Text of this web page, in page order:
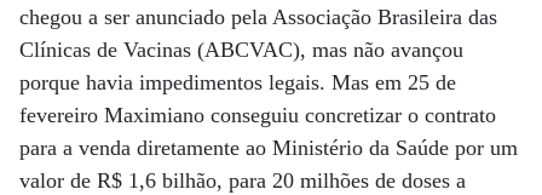
chegou a ser anunciado pela Associação Brasileira das
Clínicas de Vacinas (ABCVAC), mas não avançou
porque havia impedimentos legais. Mas em 25 de
fevereiro Maximiano conseguiu concretizar o contrato
para a venda diretamente ao Ministério da Saúde por um
valor de R$ 1,6 bilhão, para 20 milhões de doses a